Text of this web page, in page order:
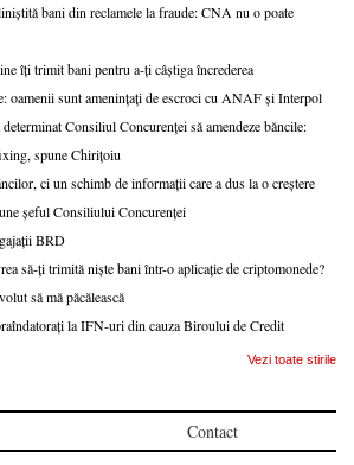
bani din reclamele la fraude: CNA nu o poate
îți trimit bani pentru a-ți câștiga încrederea
oamenii sunt amenințați de escroci cu ANAF și Interpol
Consiliul Concurenței să amendeze băncile:
spune Chirițoiu
ci un schimb de informații care a dus la o creștere
șeful Consiliului Concurenței
BRD
să-ți trimită niște bani într-o aplicație de criptomonede?
să mă păcălească
la IFN-uri din cauza Biroului de Credit
Vezi toate stirile
Contact